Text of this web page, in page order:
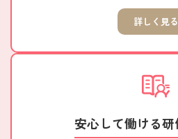
詳しく見る
安心して働ける